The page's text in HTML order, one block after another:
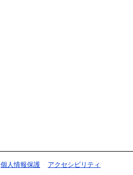
個人情報保護
アクセシビリティ